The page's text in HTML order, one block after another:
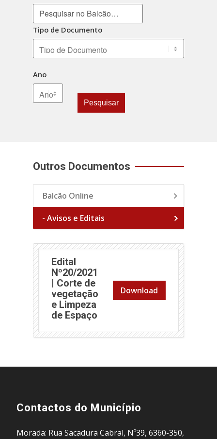
Tipo de Documento
Ano
Pesquisar
Outros Documentos
Balcão Online
- Avisos e Editais
Edital
Nº20/2021
| Corte de
vegetação
e Limpeza
de Espaço
Download
Contactos do Município
Morada: Rua Sacadura Cabral, Nº39, 6360-350,